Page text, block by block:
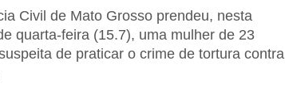
Civil de Mato Grosso prendeu, nesta
quarta-feira (15.7), uma mulher de 23
de praticar o crime de tortura contra